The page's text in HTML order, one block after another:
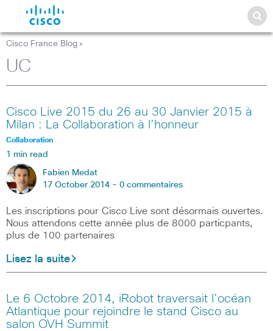
Cisco France Blog >
UC
Cisco Live 2015 du 26 au 30 Janvier 2015 à
Milan : La Collaboration à l’honneur
Collaboration
1 min read
Fabien Medat
17 October 2014 - 0 commentaires
Les inscriptions pour Cisco Live sont désormais ouvertes.
Nous attendons cette année plus de 8000 particpants,
plus de 100 partenaires
Lisez la suite
Le 6 Octobre 2014, iRobot traversait l’océan
Atlantique pour rejoindre le stand Cisco au
salon OVH Summit